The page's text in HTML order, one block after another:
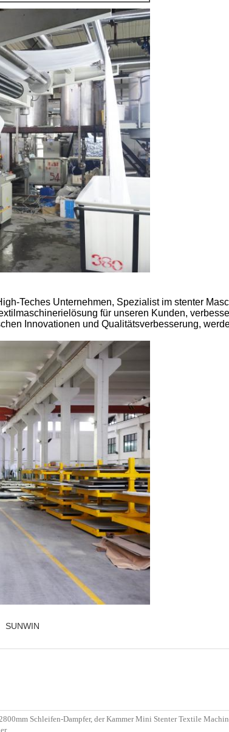
Teches Unternehmen, Spezialist im stenter
für unseren Kunden,
Innovationen und Qualitätsverbesserung,
SUNWIN